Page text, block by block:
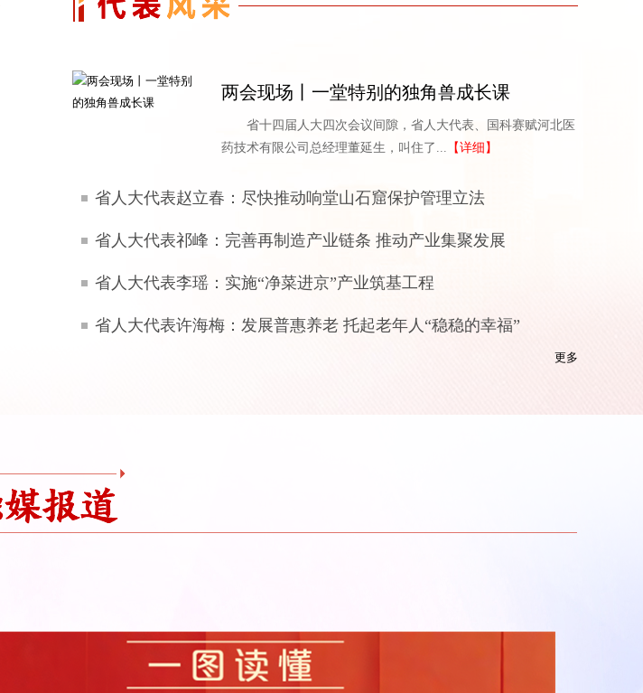
两会现场丨一堂特别的独角兽成长课
省十四届人大四次会议间隙，省人大代表、国科赛赋河北医
药技术有限公司总经理董延生，叫住了... 【详细】
省人大代表赵立春：尽快推动响堂山石窟保护管理立法
省人大代表祁峰：完善再制造产业链条 推动产业集聚发展
省人大代表李瑶：实施“净菜进京”产业筑基工程
省人大代表许海梅：发展普惠养老 托起老年人“稳稳的幸福”
更多